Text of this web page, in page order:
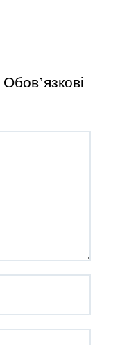
Обов’язкові